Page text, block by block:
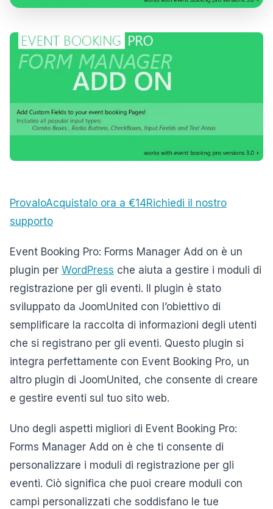
ProvaloAcquistalo ora a €14Richiedi il nostro
supporto
Event Booking Pro: Forms Manager Add on è un
plugin per WordPress che aiuta a gestire i moduli di
registrazione per gli eventi. Il plugin è stato
sviluppato da JoomUnited con l’obiettivo di
semplificare la raccolta di informazioni degli utenti
che si registrano per gli eventi. Questo plugin si
integra perfettamente con Event Booking Pro, un
altro plugin di JoomUnited, che consente di creare
e gestire eventi sul tuo sito web.
Uno degli aspetti migliori di Event Booking Pro:
Forms Manager Add on è che ti consente di
personalizzare i moduli di registrazione per gli
eventi. Ciò significa che puoi creare moduli con
campi personalizzati che soddisfano le tue